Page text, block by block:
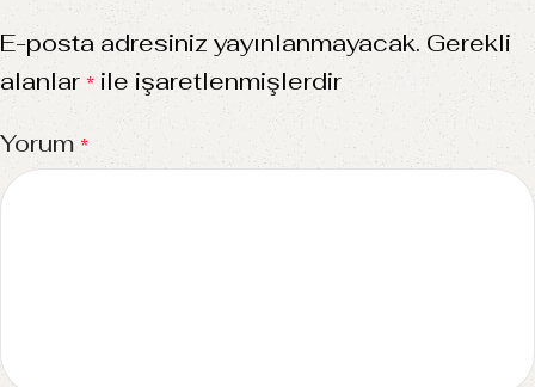
E-posta adresiniz yayınlanmayacak. Gerekli
alanlar * ile işaretlenmişlerdir
Yorum *